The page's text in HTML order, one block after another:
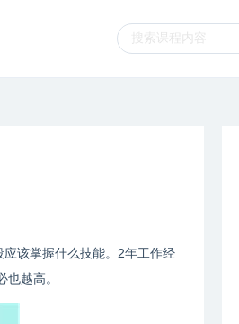
该掌握什么技能。2年工作经
越高。